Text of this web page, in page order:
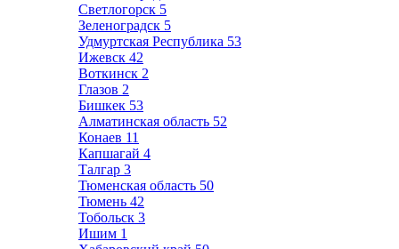
Светлогорск 5
Зеленоградск 5
Удмуртская Республика 53
Ижевск 42
Воткинск 2
Глазов 2
Бишкек 53
Алматинская область 52
Конаев 11
Капшагай 4
Талгар 3
Тюменская область 50
Тюмень 42
Тобольск 3
Ишим 1